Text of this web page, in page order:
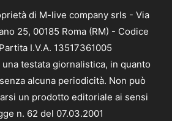
di M-live company srls - Via
25, 00185 Roma (RM) - Codice
I.V.A. 13517361005
testata giornalistica, in quanto
alcuna periodicità. Non può
un prodotto editoriale ai sensi
n. 62 del 07.03.2001